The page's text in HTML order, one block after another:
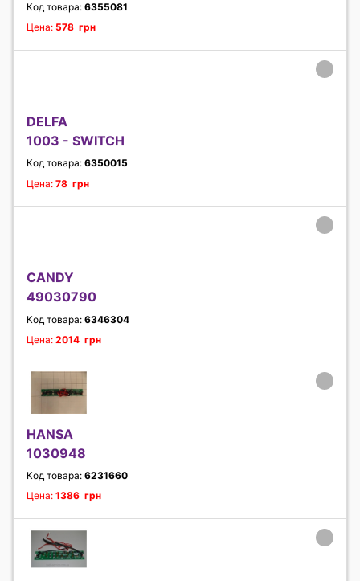
Код товара: 6355081
Цена: 578 грн
DELFA
1003 - SWITCH
Код товара: 6350015
Цена: 78 грн
CANDY
49030790
Код товара: 6346304
Цена: 2014 грн
HANSA
1030948
Код товара: 6231660
Цена: 1386 грн